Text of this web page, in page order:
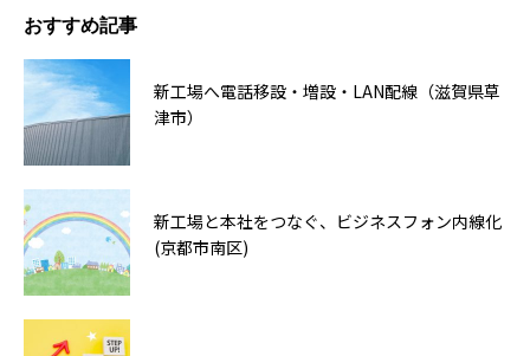
おすすめ記事
新工場へ電話移設・増設・LAN配線（滋賀県草
津市）
新工場と本社をつなぐ、ビジネスフォン内線化
(京都市南区)